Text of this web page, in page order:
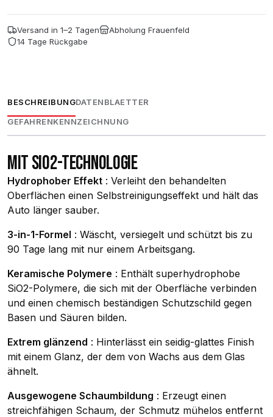
Versand in 1–2 Tagen
Abholung Frauenfeld
14 Tage Rückgabe
BESCHREIBUNGDATENBLAETTER
GEFAHRENKENNZEICHNUNG
MIT SIO2-TECHNOLOGIE
Hydrophober Effekt : Verleiht den behandelten
Oberflächen einen Selbstreinigungseffekt und hält das
Auto länger sauber.
3-in-1-Formel : Wäscht, versiegelt und schützt bis zu
90 Tage lang mit nur einem Arbeitsgang.
Keramische Polymere : Enthält superhydrophobe
SiO2-Polymere, die sich mit der Oberfläche verbinden
und einen chemisch beständigen Schutzschild gegen
Basen und Säuren bilden.
Extrem glänzend : Hinterlässt ein seidig-glattes Finish
mit einem Glanz, der dem von Wachs aus dem Glas
ähnelt.
Ausgewogene Schaumbildung : Erzeugt einen
streichfähigen Schaum, der Schmutz mühelos entfernt